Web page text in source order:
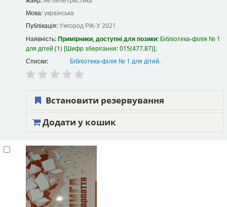
Мова:українська
Публікація:Ужгород РІК-У2021
Наявність:Примірники, доступні для позики: Бібліотека-філія № 1
для дітей (1) Шифр зберігання:015(477.87) .
Списки:
Бібліотека-філія № 1 для дітей.
Встановити резервування
Додати у кошик